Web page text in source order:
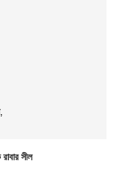
,
সীল